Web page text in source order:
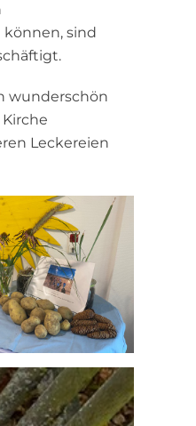
sind
wunderschön
Leckereien